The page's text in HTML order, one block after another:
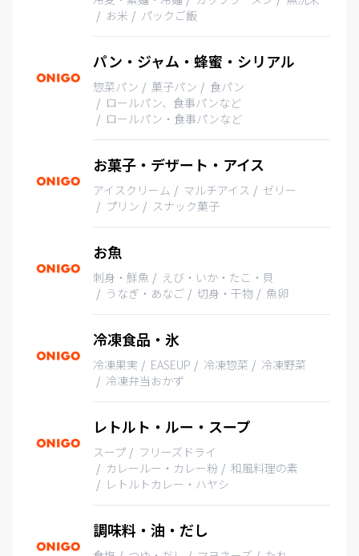
お米
パックご飯
パン・ジャム・蜂蜜・シリアル
惣菜パン 菓子パン
食パン
ロールパン、食事パンなど
ロールパン・食事パンなど
お菓子・デザート・アイス
アイスクリーム マルチアイス
ゼリー
プリン
スナック菓子
お魚
刺身・鮮魚
えび・いか・たこ・貝
うなぎ・あなご
切身・干物 魚卵
冷凍食品・氷
冷凍果実 EASEUP 冷凍惣菜
冷凍野菜
冷凍弁当おかず
レトルト・ルー・スープ
スープ
フリーズドライ
カレールー・カレー粉
和風料理の素
レトルトカレー・ハヤシ
調味料・油・だし